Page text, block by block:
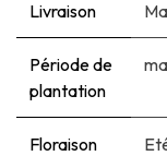
Livraison
Période de
plantation
Floraison